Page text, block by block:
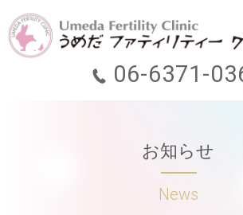
06-6371-
ホーム
お知らせ